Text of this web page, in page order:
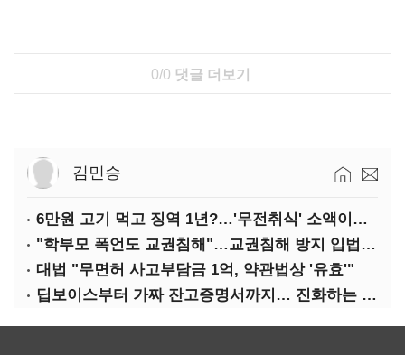
0/0 댓글 더보기
김민승
6만원 고기 먹고 징역 1년?…'무전취식' 소액이라도 상습이면 사기죄
"학부모 폭언도 교권침해"…교권침해 방지 입법 시급
대법 "무면허 사고부담금 1억, 약관법상 '유효'"
딥보이스부터 가짜 잔고증명서까지… 진화하는 AI 범죄